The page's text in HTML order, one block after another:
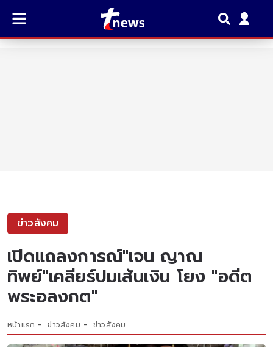
ข่าวสังคม
เปิดแถลงการณ์"เจน ญาณ
ทิพย์"เคลียร์ปมเส้นเงิน โยง "อดีต
พระอลงกต"
หน้าแรก ข่าวสังคม ข่าวสังคม